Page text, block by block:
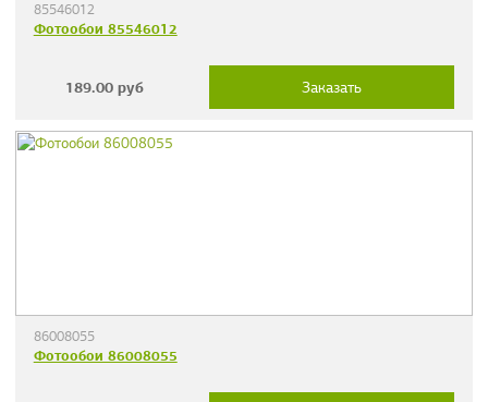
85546012
Фотообои 85546012
189.00 руб Заказать
86008055
Фотообои 86008055